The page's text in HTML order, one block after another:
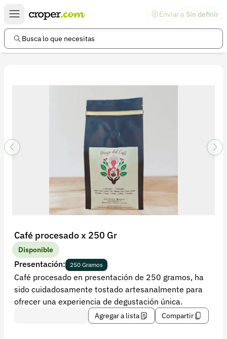
Enviar a Sin definir
Busca lo que necesitas
Café procesado x 250 Gr
Disponible
Presentación: 250 Gramos
Café procesado en presentación de 250 gramos, ha
sido cuidadosamente tostado artesanalmente para
ofrecer una experiencia de degustación única.
Agregar a lista Compartir
Enlaces de interés
Preguntas frecuentes
Política de devoluciones
Política de privacidad
Iniciar sesión
Recuperar contraseña
Contacto
Soporte
+57 323 2931928